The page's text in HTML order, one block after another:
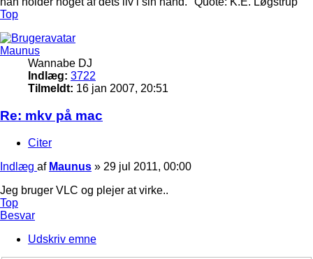
Top
Maunus
Wannabe DJ
Indlæg: 3722
Tilmeldt: 16 jan 2007, 20:51
Re: mkv på mac
Citer
Indlæg af Maunus » 29 jul 2011, 00:00
Jeg bruger VLC og plejer at virke..
Top
Besvar
Udskriv emne